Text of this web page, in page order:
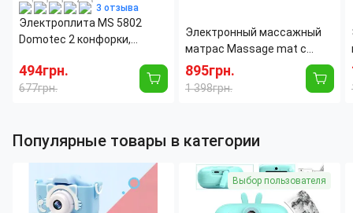
3 отзыва
Электроплита MS 5802
Domotec 2 конфорки,
494грн.
677грн.
Электронный массажный
матрас Massage mat с
подогревом, 9 массажных
моторов, с пультом ДУ
895грн.
1 398грн.
Популярные товары в категории
Выбор пользователя